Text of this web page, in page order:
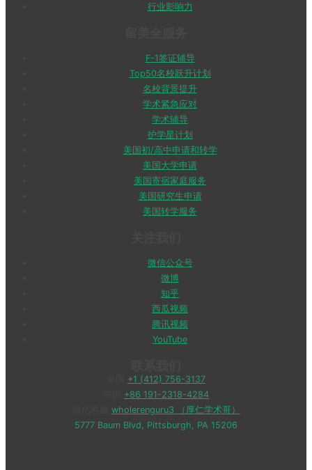
行业影响力
F-1签证辅导
Top50名校跃升计划
名校背景提升
学术紧急应对
学术辅导
护学星计划
美国初/高中申请和转学
美国大学申请
美国寄宿家庭服务
美国研究生申请
美国转学服务
微信公众号
微博
知乎
西瓜视频
腾讯视频
YouTube
+1 (412) 756-3137
+86 191-2318-4284
wholerenguru3 （厚仁学术哥）
5777 Baum Blvd, Pittsburgh, PA 15206